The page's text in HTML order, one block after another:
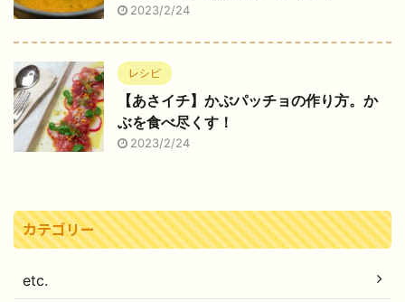
2023/2/24
レシピ
【あさイチ】かぶパッチョの作り方。か
ぶを食べ尽くす！
2023/2/24
カテゴリー
etc.